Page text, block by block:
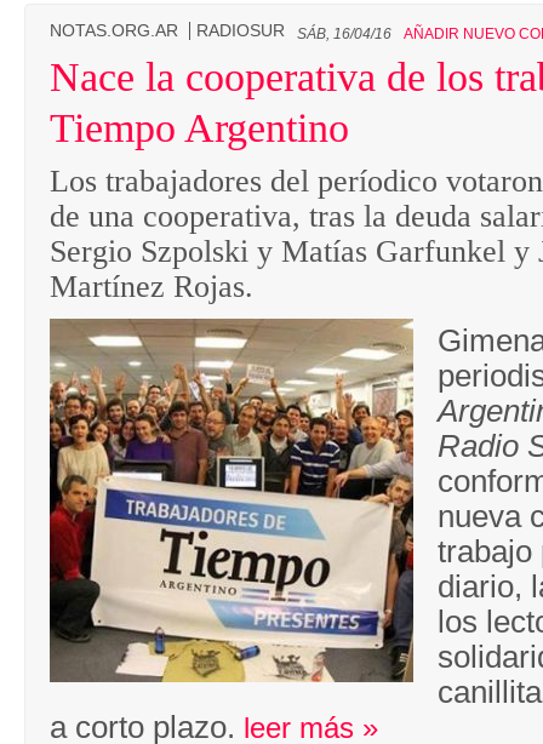
NOTAS.ORG.AR RADIOSUR SÁB, 16/04/16 AÑADIR NUEVO
Nace la cooperativa de los
Tiempo Argentino
Los trabajadores del períodico
de una cooperativa, tras la deuda
Sergio Szpolski y Matías Garfunkel y
Martínez Rojas.
Radio
nueva
trabajo
diario,
los
a corto plazo. leer más »